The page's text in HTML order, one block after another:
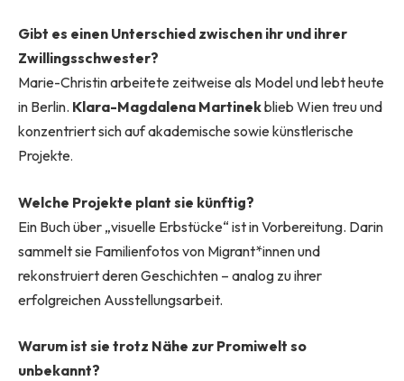
Gibt es einen Unterschied zwischen ihr und ihrer
Zwillingsschwester?
Marie-Christin arbeitete zeitweise als Model und lebt heute
in Berlin. Klara-Magdalena Martinekblieb Wien treu und
konzentriert sich auf akademische sowie künstlerische
Projekte.
Welche Projekte plant sie künftig?
Ein Buch über „visuelle Erbstücke“ ist in Vorbereitung. Darin
sammelt sie Familienfotos von Migrant*innen und
rekonstruiert deren Geschichten – analog zu ihrer
erfolgreichen Ausstellungsarbeit.
Warum ist sie trotz Nähe zur Promiwelt so
unbekannt?